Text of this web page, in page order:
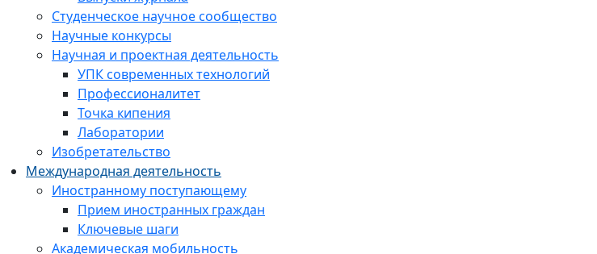
Студенческое научное сообщество
Научные конкурсы
Научная и проектная деятельность
УПК современных технологий
Профессионалитет
Точка кипения
Лаборатории
Изобретательство
Международная деятельность
Иностранному поступающему
Прием иностранных граждан
Ключевые шаги
Академическая мобильность